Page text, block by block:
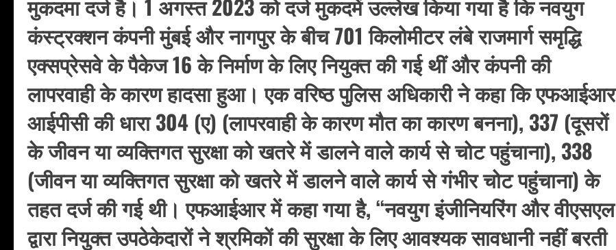
मुकदमा दर्ज है। 1 अगस्त 2023 को दर्ज मुकदमें उल्लेख किया गया है कि नवयुग
कंस्ट्रक्शन कंपनी ​मुंबई और नागपुर के बीच 701 किलोमीटर लंबे राजमार्ग समृद्धि
एक्सप्रेसवे के पैकेज 16 के निर्माण के लिए नियुक्त की गई थीं और कंपनी की
लापरवाही के कारण हादसा हुआ। एक वरिष्ठ पुलिस अधिकारी ने कहा कि एफआईआर
आईपीसी की धारा 304 (ए) (लापरवाही के कारण मौत का कारण बनना), 337 (दूसरों
के जीवन या व्यक्तिगत सुरक्षा को खतरे में डालने वाले कार्य से चोट पहुंचाना), 338
(जीवन या व्यक्तिगत सुरक्षा को खतरे में डालने वाले कार्य से गंभीर चोट पहुंचाना) के
तहत दर्ज की गई थी। एफआईआर में कहा गया है, “नवयुग इंजीनियरिंग और वीएसएल
द्वारा नियुक्त उपठेकेदारों ने श्रमिकों की सुरक्षा के लिए आवश्यक सावधानी नहीं बरती